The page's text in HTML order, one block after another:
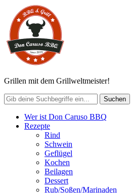
Grillen mit dem Grillweltmeister!
Wer ist Don Caruso BBQ
Rezepte
Rind
Schwein
Geflügel
Kochen
Beilagen
Dessert
Rub/Soßen/Marinaden